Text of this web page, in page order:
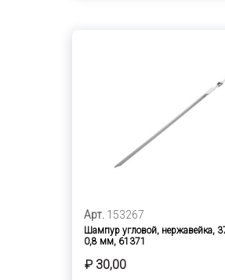
Арт. 153267
Шампур угловой, нержавейка,
0,8 мм, 61371
₽ 30,00